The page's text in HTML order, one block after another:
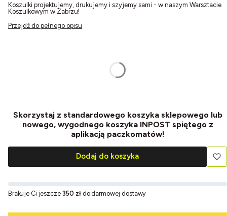
Koszulki projektujemy, drukujemy i szyjemy sami - w naszym Warsztacie
Koszulkowym w Zabrzu!
Przejdź do pełnego opisu
Skorzystaj z standardowego koszyka sklepowego lub
nowego, wygodnego koszyka INPOST spiętego z
aplikacją paczkomatów!
Dodaj do koszyka
Brakuje Ci jeszcze 350 złdo darmowej dostawy